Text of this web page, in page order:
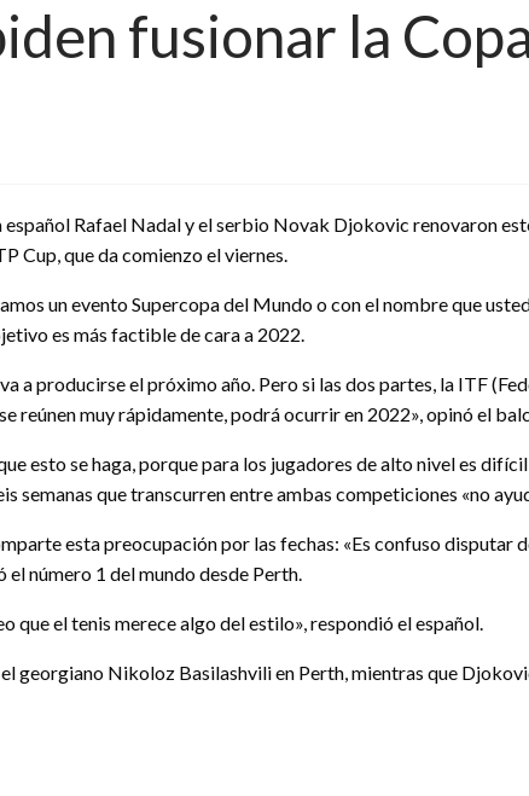
fusionar la
español Rafael Nadal y el serbio Novak Djokovic renovaron
Cup, que da comienzo el viernes.
un evento Supercopa del Mundo o con el nombre que
es más factible de cara a 2022.
a producirse el próximo año. Pero si las dos partes, la ITF
reúnen muy rápidamente, podrá ocurrir en 2022», opinó el
esto se haga, porque para los jugadores de alto nivel es
semanas que transcurren entre ambas competiciones «no
esta preocupación por las fechas: «Es confuso disputar
número 1 del mundo desde Perth.
que el tenis merece algo del estilo», respondió el español.
georgiano Nikoloz Basilashvili en Perth, mientras que